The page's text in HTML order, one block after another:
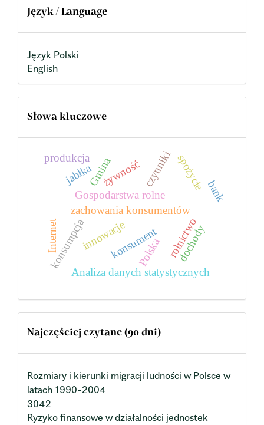
Język / Language
Język Polski
English
Słowa kluczowe
konsument
Gospodarstwa rolne
zachowania konsumentów
innowacje
spożycie
rolnictwo
Polska
konsumpcja
Gmina czynniki
Internet
żywność
jabłka
produkcja
dochody
Analiza danych statystycznych
bank
Najczęściej czytane (90 dni)
Rozmiary i kierunki migracji ludności w Polsce w
latach 1990-2004
3042
Ryzyko finansowe w działalności jednostek